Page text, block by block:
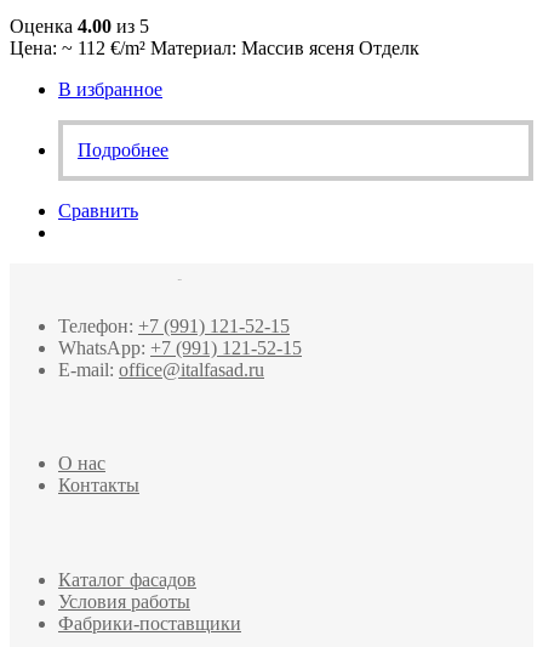
Оценка 4.00 из 5
Цена: ~ 112 €/m² Материал: Массив ясеня Отделк
В избранное
Подробнее
Сравнить
Телефон: +7 (991) 121-52-15
WhatsApp: +7 (991) 121-52-15
E-mail: office@italfasad.ru
О нас
Контакты
Каталог фасадов
Условия работы
Фабрики-поставщики